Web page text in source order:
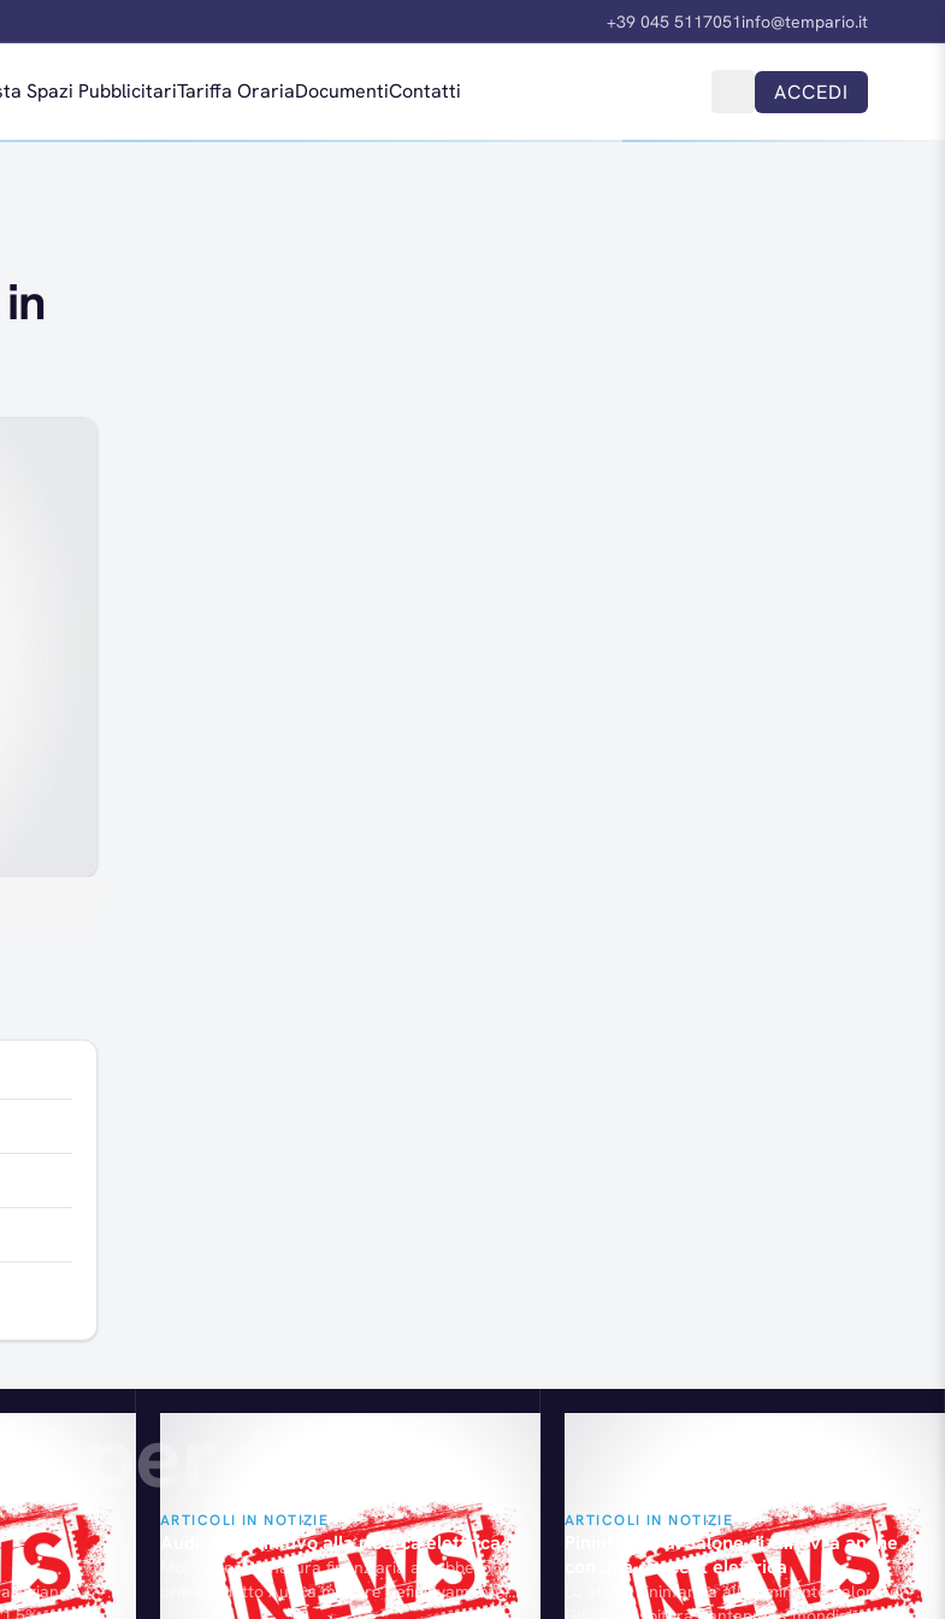
+39 045 5117051info@tempario.it
Spazi PubblicitariTariffa OrariaDocumentiContatti ACCEDI
per te
ARTICOLI IN NOTIZIE
Audi: no definitivo alla ricerca elettrica
Motivazioni di natura finanziaria avrebbero
ormai indotto Audi a mollare definitivamente
ARTICOLI IN NOTIZIE
Pininfarina al Salone di Ginevra anche
con una concept elettrica
Lo stand Pininfarina all’imminente Salone di